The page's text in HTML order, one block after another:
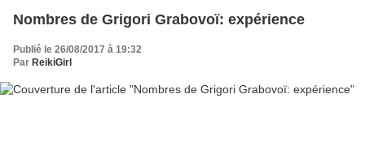
Nombres de Grigori Grabovoï: expérience
Publié le 26/08/2017 à 19:32
Par ReikiGirl